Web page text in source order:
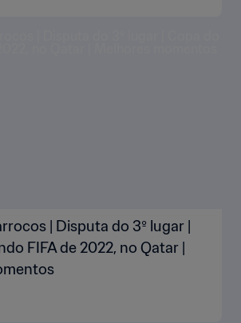
| Disputa do 3º lugar |
FIFA de 2022, no Qatar |